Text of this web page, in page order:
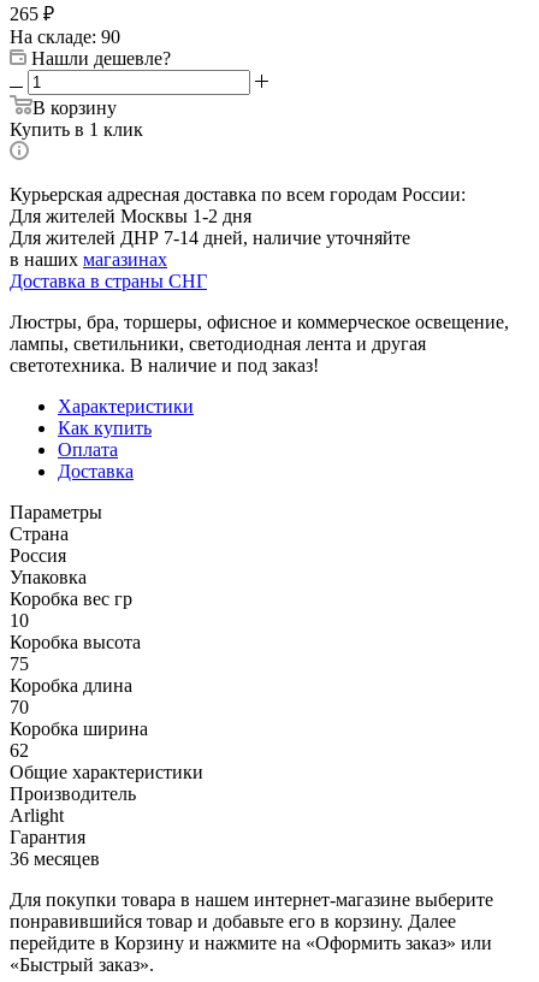
265 ₽
На складе: 90
Нашли дешевле?
В корзину
Купить в 1 клик
Курьерская адресная доставка по всем городам России:
Для жителей Москвы 1-2 дня
Для жителей ДНР 7-14 дней, наличие уточняйте
в наших магазинах
Доставка в страны СНГ
Люстры, бра, торшеры, офисное и коммерческое освещение,
лампы, светильники, светодиодная лента и другая
светотехника. В наличие и под заказ!
Характеристики
Как купить
Оплата
Доставка
Параметры
Страна
Россия
Упаковка
Коробка вес гр
10
Коробка высота
75
Коробка длина
70
Коробка ширина
62
Общие характеристики
Производитель
Arlight
Гарантия
36 месяцев
Для покупки товара в нашем интернет-магазине выберите
понравившийся товар и добавьте его в корзину. Далее
перейдите в Корзину и нажмите на «Оформить заказ» или
«Быстрый заказ».